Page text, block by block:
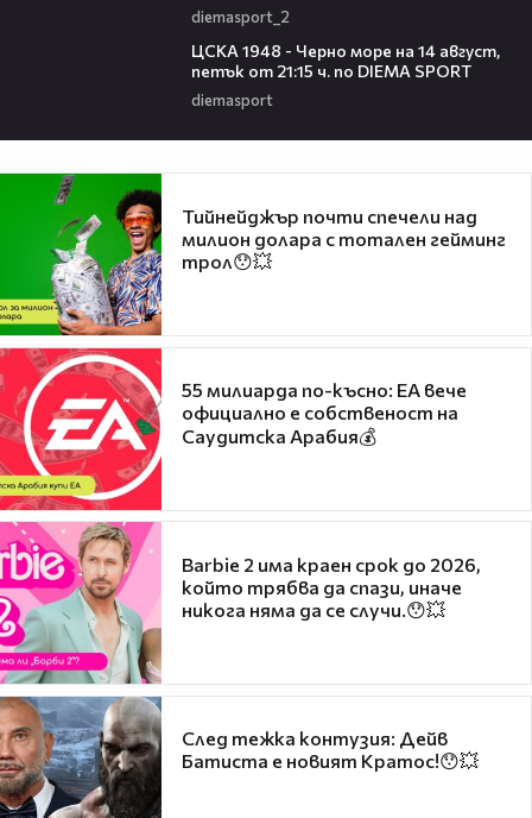
diemasport_2
ЦСКА 1948 - Черно море на 14 август,
петък от 21:15 ч. по DIEMA SPORT
diemasport
Тийнейджър почти спечели над
милион долара с тотален гейминг
трол😯💥
55 милиарда по-късно: EA вече
официално е собственост на
Саудитска Арабия💰
Barbie 2 има краен срок до 2026,
който трябва да спази, иначе
никога няма да се случи.😯💥
След тежка контузия: Дейв
Батиста е новият Кратос!😯💥